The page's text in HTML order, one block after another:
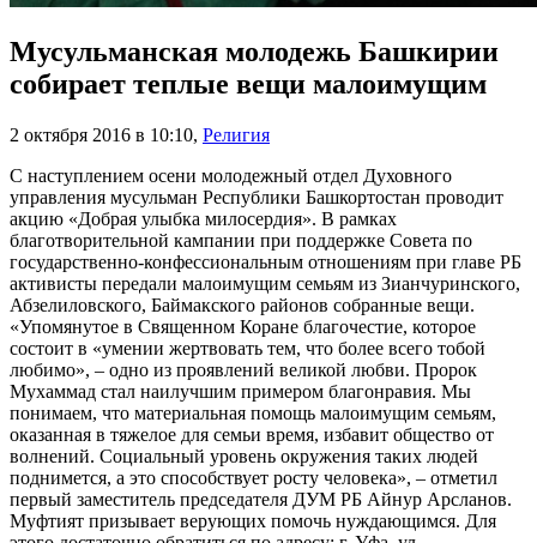
Мусульманская молодежь Башкирии
собирает теплые вещи малоимущим
2 октября 2016 в 10:10, Религия
С наступлением осени молодежный отдел Духовного
управления мусульман Республики Башкортостан проводит
акцию «Добрая улыбка милосердия». В рамках
благотворительной кампании при поддержке Совета по
государственно-конфессиональным отношениям при главе РБ
активисты передали малоимущим семьям из Зианчуринского,
Абзелиловского, Баймакского районов собранные вещи.
«Упомянутое в Священном Коране благочестие, которое
состоит в «умении жертвовать тем, что более всего тобой
любимо», – одно из проявлений великой любви. Пророк
Мухаммад стал наилучшим примером благонравия. Мы
понимаем, что материальная помощь малоимущим семьям,
оказанная в тяжелое для семьи время, избавит общество от
волнений. Социальный уровень окружения таких людей
поднимется, а это способствует росту человека», – отметил
первый заместитель председателя ДУМ РБ Айнур Арсланов.
Муфтият призывает верующих помочь нуждающимся. Для